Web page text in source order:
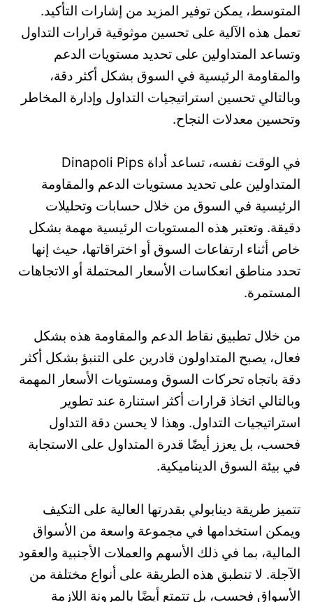
المتوسط، يمكن توفير المزيد من إشارات التأكيد.
تعمل هذه الآلية على تحسين موثوقية قرارات التداول
وتساعد المتداولين على تحديد مستويات الدعم
والمقاومة الرئيسية في السوق بشكل أكثر دقة،
وبالتالي تحسين استراتيجيات التداول وإدارة المخاطر
وتحسين معدلات النجاح.
في الوقت نفسه، تساعد أداة Dinapoli Pips
المتداولين على تحديد مستويات الدعم والمقاومة
الرئيسية في السوق من خلال حسابات وتحليلات
دقيقة. وتعتبر هذه المستويات الرئيسية مهمة بشكل
خاص أثناء ارتفاعات السوق أو اختراقاتها، حيث إنها
تحدد مناطق انعكاسات الأسعار المحتملة أو الاتجاهات
المستمرة.
من خلال تطبيق نقاط الدعم والمقاومة هذه بشكل
فعال، يصبح المتداولون قادرين على التنبؤ بشكل أكثر
دقة باتجاه تحركات السوق ومستويات الأسعار المهمة
وبالتالي اتخاذ قرارات أكثر استنارة عند تطوير
استراتيجيات التداول. وهذا لا يحسن دقة التداول
فحسب، بل يعزز أيضًا قدرة المتداول على الاستجابة
في بيئة السوق الديناميكية.
تتميز طريقة دينابولي بقدرتها العالية على التكيف
ويمكن استخدامها في مجموعة واسعة من الأسواق
المالية، بما في ذلك الأسهم والعملات الأجنبية والعقود
الآجلة. لا تنطبق هذه الطريقة على أنواع مختلفة من
الأسواق فحسب، بل تتمتع أيضًا بالمرونة اللازمة